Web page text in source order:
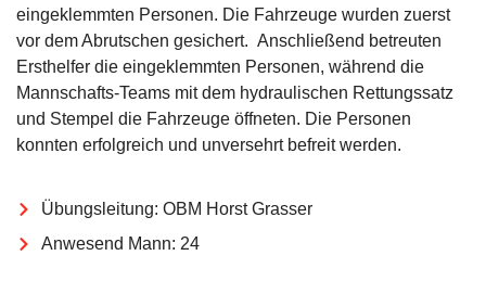
eingeklemmten Personen. Die Fahrzeuge wurden zuerst
vor dem Abrutschen gesichert. Anschließend betreuten
Ersthelfer die eingeklemmten Personen, während die
Mannschafts-Teams mitdem hydraulischen Rettungssatz
und Stempel die Fahrzeuge öffneten. Die Personen
konnten erfolgreich und unversehrt befreit werden.
Übungsleitung: OBM Horst Grasser
Anwesend Mann: 24